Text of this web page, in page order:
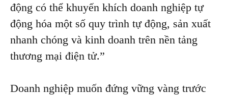
động có thể khuyến khích doanh nghiệp tự
động hóa một số quy trình tự động, sản xuất
nhanh chóng và kinh doanh trên nền tảng
thương mại điện tử.”
Doanh nghiệp muốn đứng vững vàng trước